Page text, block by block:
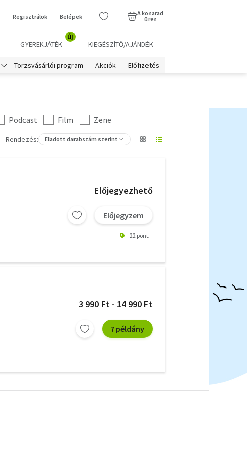
Regisztrálok Belépek
A kosarad
üres
GYEREKJÁTÉK
új
KIEGÉSZÍTŐ/AJÁNDÉK
Törzsvásárlói program Akciók Előfizetés
Podcast Film
Zene
Rendezés: Eladott darabszám szerint
Előjegyezhető
Előjegyzem
22 pont
3 990 Ft - 14 990 Ft
7 példány